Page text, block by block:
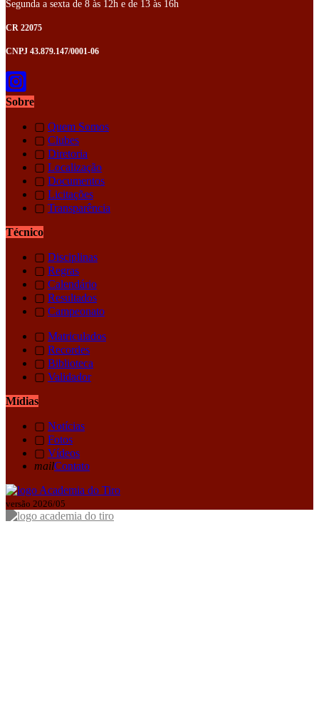
Segunda a sexta de 8 às 12h e de 13 às 16h
CR 22075
CNPJ 43.879.147/0001-06
Sobre
▢ Quem Somos
▢ Clubes
▢ Diretoria
▢ Localização
▢ Documentos
▢ Licitações
▢ Transparência
Técnico
▢ Disciplinas
▢ Regras
▢ Calendário
▢ Resultados
▢ Campeonato
▢ Matriculados
▢ Recordes
▢ Biblioteca
▢ Validador
Mídias
▢ Notícias
▢ Fotos
▢ Vídeos
mailContato
versão 2026/05